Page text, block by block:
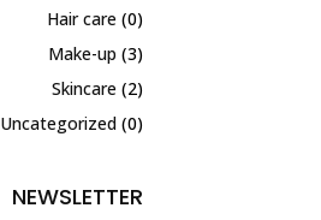
Hair care (0)
Make-up (3)
Skincare (2)
Uncategorized (0)
NEWSLETTER